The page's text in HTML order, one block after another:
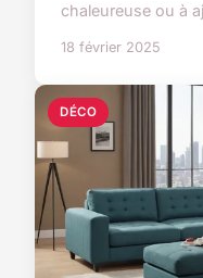
chaleureuse ou à
18 février 2025
DÉCO